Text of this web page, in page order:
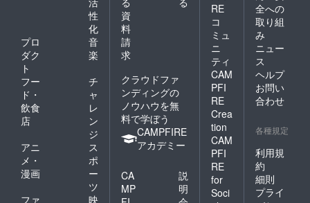
性
化
プロ
ダク
ト
音
楽
フー
ド・
飲食
店
チ
ャ
レ
ン
ジ
アニ
メ・
漫画
ス
ポ
ー
ツ
ファ
映
資
料
請
求
クラウドファ
ンディングの
ノウハウを無
料で学ぼう
CAMPFIRE
アカデミー
CA
MP
説
明
RE
コ
ミュ
ニ
ティ
CAM
PFI
RE
Crea
tion
CAM
PFI
RE
for
Soci
全への
取り組
み
ニュー
ス
ヘルプ
お問い
合わせ
各種規定
利用規
約
細則
プライ